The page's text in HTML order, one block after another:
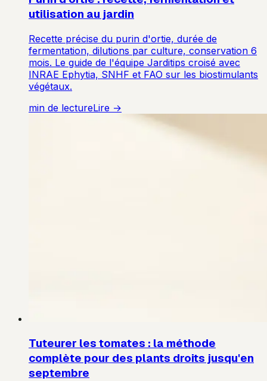
utilisation au jardin
Recette précise du purin d'ortie, durée de
fermentation, dilutions par culture, conservation 6
mois. Le guide de l'équipe Jarditips croisé avec
INRAE Ephytia, SNHF et FAO sur les biostimulants
végétaux.
min de lectureLire →
Tuteurer les tomates : la méthode
complète pour des plants droits jusqu'en
septembre